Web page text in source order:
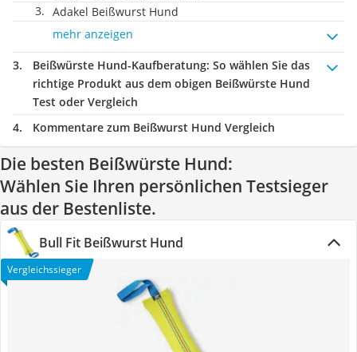
Adakel Beißwurst Hund
mehr anzeigen
Beißwürste Hund-Kaufberatung: So wählen Sie das
richtige Produkt aus dem obigen Beißwürste Hund
Test oder Vergleich
Kommentare zum Beißwurst Hund Vergleich
Die besten Beißwürste Hund:
Wählen Sie Ihren persönlichen Testsieger
aus der Bestenliste.
Bull Fit Beißwurst Hund
Vergleichssieger